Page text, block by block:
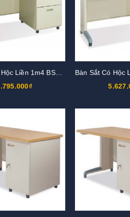
Bàn Sắt Có Hộc Liền 1m4 BS14HK1-M